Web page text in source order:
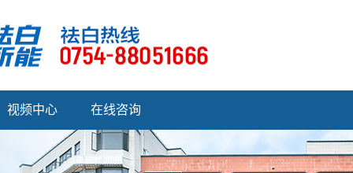
视频中心 在线咨询